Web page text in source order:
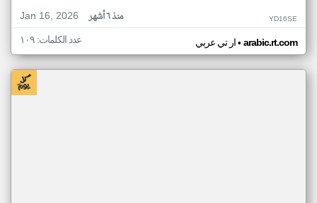
Jan 16, 2026
منذ ٦ أشهر YD16SE
ار تي عربي• arabic.rt.com عدد الكلمات: ١٠٩